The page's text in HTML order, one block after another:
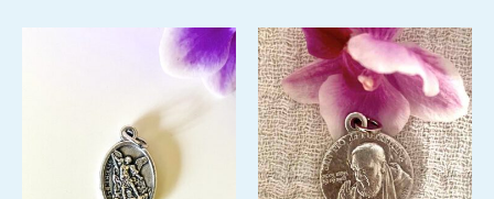
mehrere
Varianten
auf.
Die
Optionen
können